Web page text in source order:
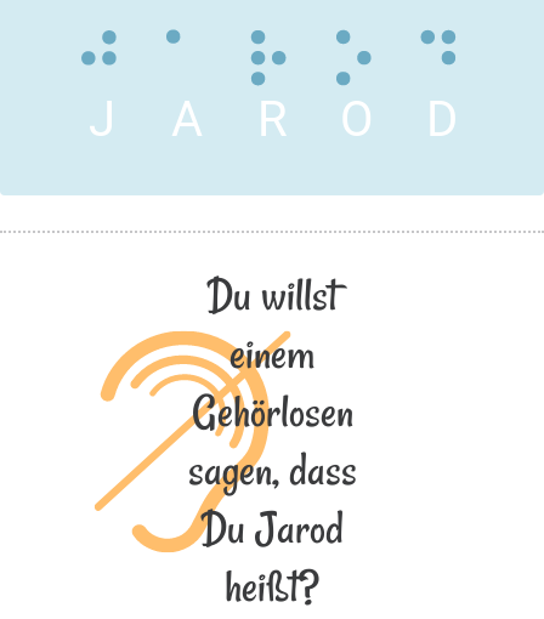
J A R O D
Du willst
einem
Gehörlosen
sagen, dass
Du Jarod
heißt?